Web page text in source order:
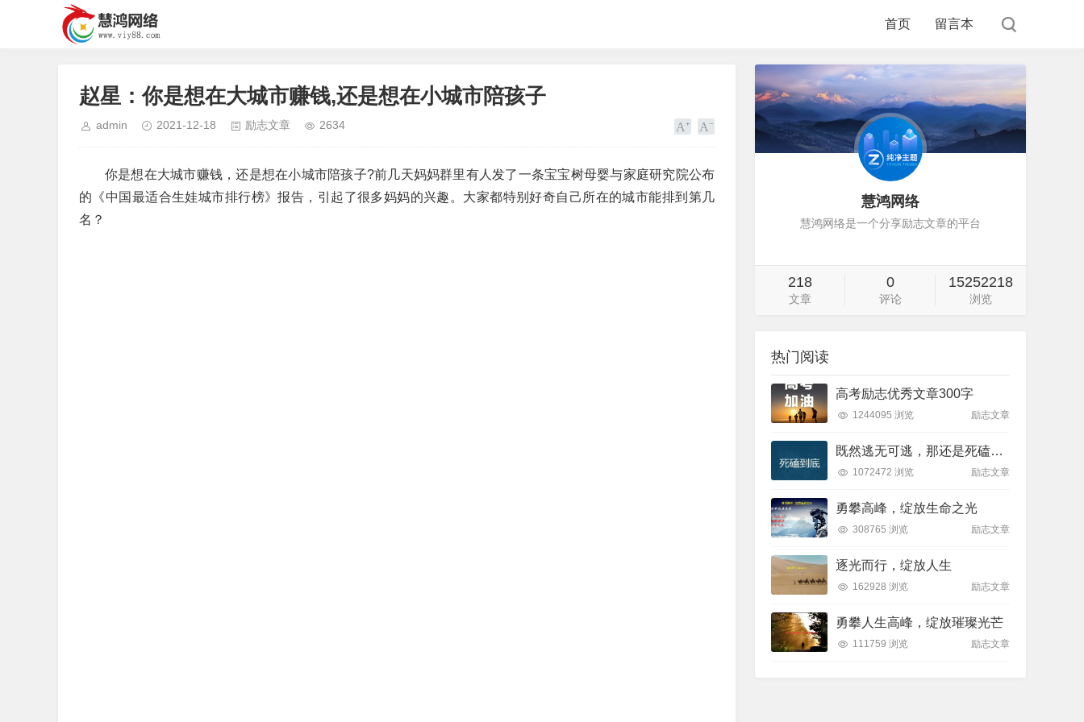
首页 留言本
赵星：你是想在大城市赚钱,还是想在小城市陪孩子
admin 2021-12-18 励志文章 2634
你是想在大城市赚钱，还是想在小城市陪孩子?前几天妈妈群里有人发了一条宝宝树母婴与家庭研究院公布
的《中国最适合生娃城市排行榜》报告，引起了很多妈妈的兴趣。大家都特别好奇自己所在的城市能排到第几
名？
慧鸿网络
慧鸿网络是一个分享励志文章的平台
218
文章
0
评论
15252218
浏览
热门阅读
高考励志优秀文章300字
1244095 浏览 励志文章
既然逃无可逃，那还是死磕到底吧
1072472 浏览 励志文章
勇攀高峰，绽放生命之光
308765 浏览 励志文章
逐光而行，绽放人生
162928 浏览 励志文章
勇攀人生高峰，绽放璀璨光芒
111759 浏览 励志文章